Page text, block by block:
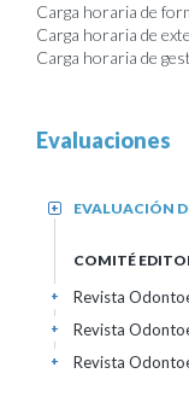
Carga horaria de
Carga horaria de
Carga horaria de
Evaluaciones
EVALUACIÓN
+
COMITÉ
Revista
+
Revista
+
Revista
+